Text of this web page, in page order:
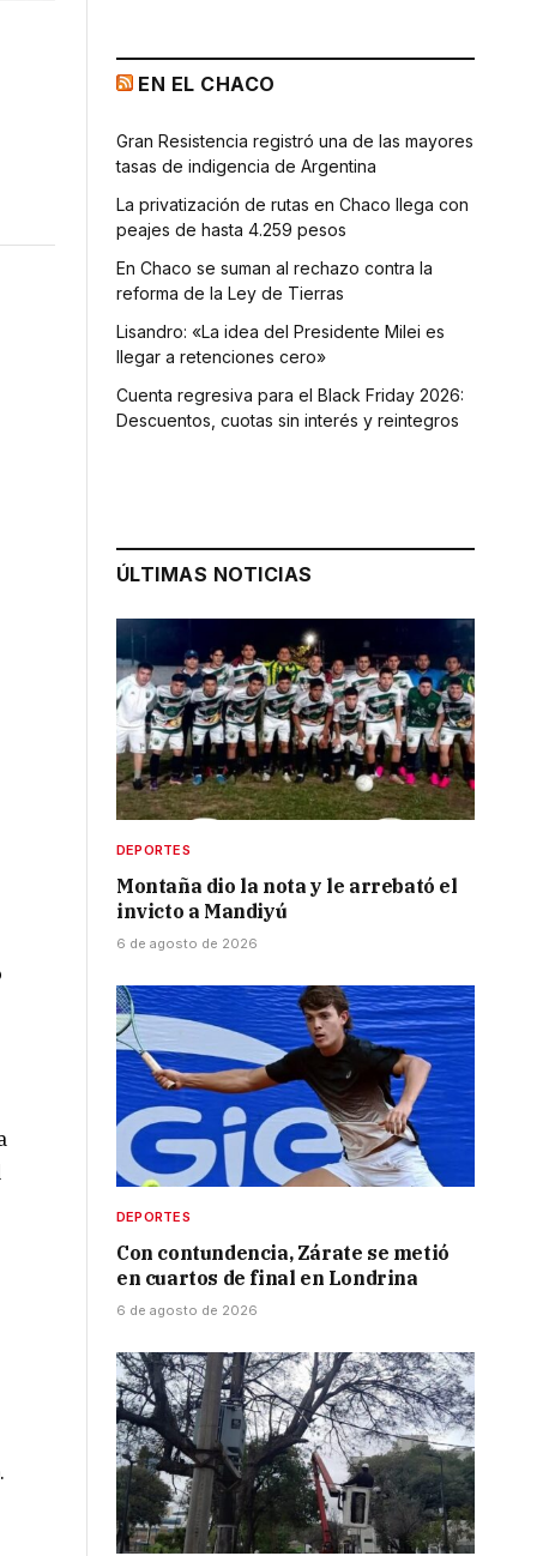
EN EL CHACO
Gran Resistencia registró una de las mayores
tasas de indigencia de Argentina
La privatización de rutas en Chaco llega con
peajes de hasta 4.259 pesos
En Chaco se suman al rechazo contra la
reforma de la Ley de Tierras
Lisandro: «La idea del Presidente Milei es
llegar a retenciones cero»
Cuenta regresiva para el Black Friday 2026:
Descuentos, cuotas sin interés y reintegros
ÚLTIMAS NOTICIAS
DEPORTES
Montaña dio la nota y le arrebató el
invicto a Mandiyú
6 de agosto de 2026
DEPORTES
Con contundencia, Zárate se metió
en cuartos de final en Londrina
6 de agosto de 2026